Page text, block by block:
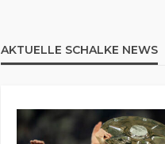
AKTUELLE SCHALKE NEWS